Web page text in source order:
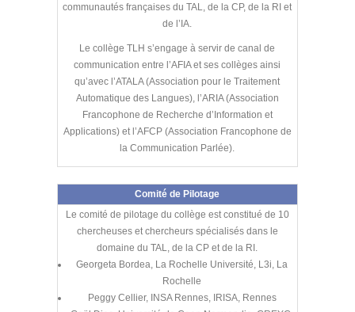
communautés françaises du TAL, de la CP, de la RI et
de l’IA.
Le collège TLH s’engage à servir de canal de
communication entre l’AFIA et ses collèges ainsi
qu’avec l’ATALA (Association pour le Traitement
Automatique des Langues), l’ARIA (Association
Francophone de Recherche d’Information et
Applications) et l’AFCP (Association Francophone de
la Communication Parlée).
Comité de Pilotage
Le comité de pilotage du collège est constitué de 10
chercheuses et chercheurs spécialisés dans le
domaine du TAL, de la CP et de la RI.
Georgeta Bordea, La Rochelle Université, L3i, La
Rochelle
Peggy Cellier, INSA Rennes, IRISA, Rennes